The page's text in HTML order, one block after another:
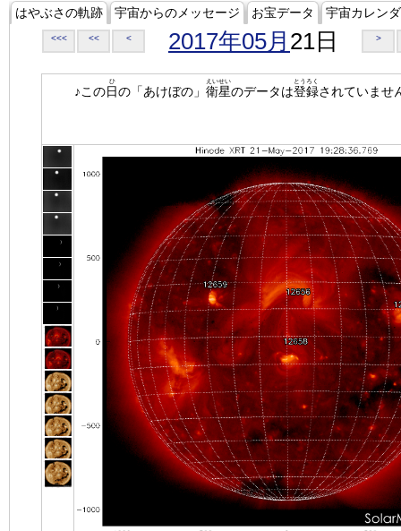
はやぶさの軌跡 宇宙からのメッセージ お宝データ 宇宙カレン
<<< << < 2017年05月 21日 >
♪この日
ひ
の「あけぼの」 衛星
えいせい
のデータは登録
とうろく
されていませ